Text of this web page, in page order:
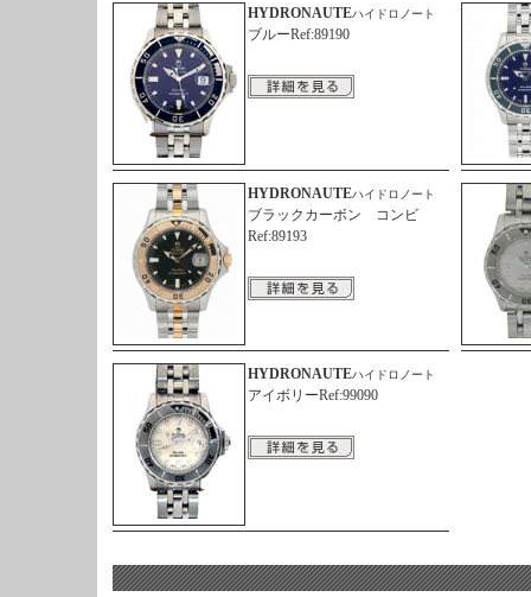
HYDRONAUTEハイドロノート
ブルーRef:89190
HYDRONAUTEハイドロノート
ブラックカーボン コンビ
Ref:89193
HYDRONAUTEハイドロノート
アイボリーRef:99090